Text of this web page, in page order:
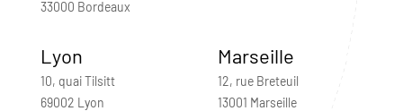
33000 Bordeaux
Lyon
10, quai Tilsitt
69002 Lyon
Marseille
12, rue Breteuil
13001 Marseille